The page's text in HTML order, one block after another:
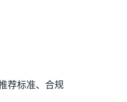
荐标准、合规